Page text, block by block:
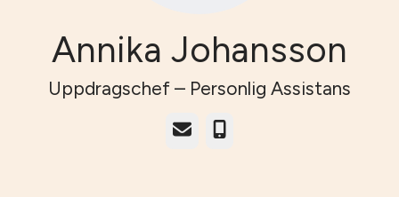
Annika Johansson
Uppdragschef – Personlig Assistans
E-postTelefon